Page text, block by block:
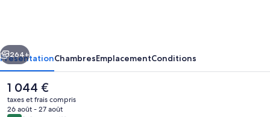
Suivant
264+
PrésentationChambresEmplacementConditions
Le
prix
actuel
1 044 €
taxes et frais compris
26 août - 27 août